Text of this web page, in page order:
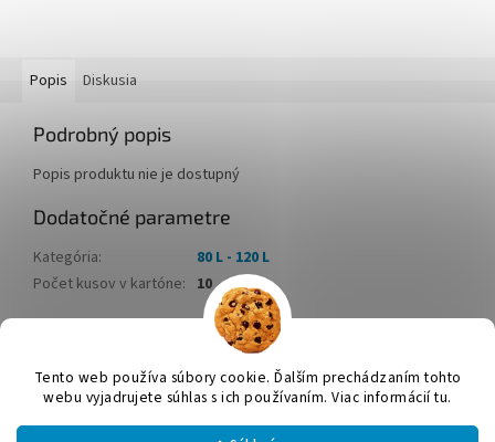
Tento web používa súbory cookie. Ďalším prechádzaním tohto
webu vyjadrujete súhlas s ich používaním. Viac informácií tu.
Popis Diskusia
Podrobný popis
Popis produktu nie je dostupný
Dodatočné parametre
Kategória:
80 L - 120 L
Počet kusov v kartóne: 10
Vytvoril Shoptet